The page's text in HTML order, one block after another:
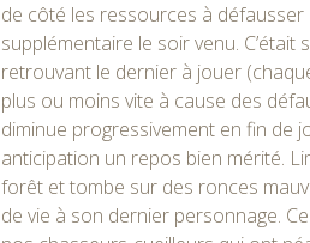
de côté les ressources à
supplémentaire le soir venu.
retrouvant le dernier à jouer
plus ou moins vite à cause des
diminue progressivement en fin de
anticipation un repos bien mérité.
forêt et tombe sur des ronces
de vie à son dernier personnage.